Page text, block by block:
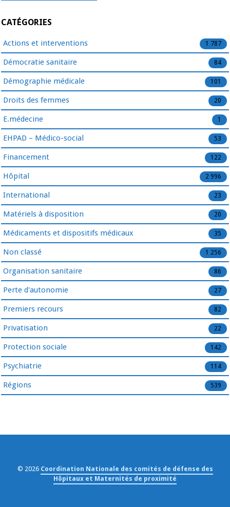
CATÉGORIES
Actions et interventions 1 787
Démocratie sanitaire 84
Démographie médicale 101
Droits des femmes 20
E.médecine 1
EHPAD – Médico-social 53
Financement 122
Hôpital 2 996
International 23
Matériels à disposition 20
Médicaments et dispositifs médicaux 35
Non classé 1 256
Organisation sanitaire 86
Perte d'autonomie 27
Premiers recours 82
Privatisation 22
Protection sociale 142
Psychiatrie 114
Régions 539
© 2026 Coordination Nationale des comités de défense des
Hôpitaux et Maternités de proximité